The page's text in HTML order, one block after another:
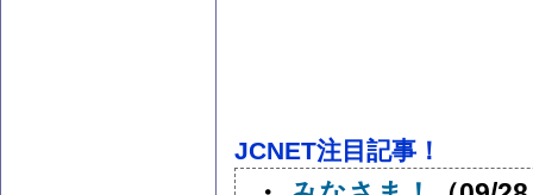
JCNET注目記事！